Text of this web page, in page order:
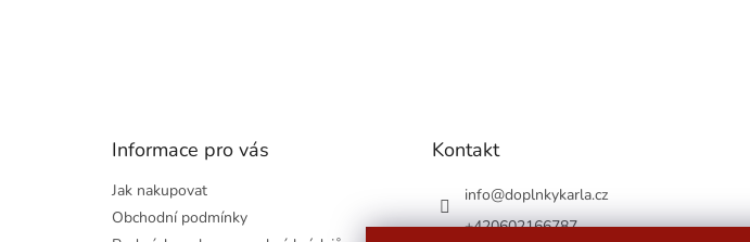
Informace pro vás
Jak nakupovat
Obchodní podmínky
Kontakt
info@doplnkykarla.cz
+420602166787